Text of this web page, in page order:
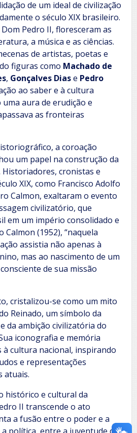
de um ideal de civilização
o século XIX brasileiro.
Pedro II, floresceram as
a música e as ciências.
de artistas, poetas e
figuras como Machado de
, Gonçalves Diase Pedro
ao saber e à cultura
aura de erudição e
as fronteiras
a coroação
um papel na construção da
Historiadores, cronistas e
XIX, como Francisco Adolfo
Calmon, exaltaram o evento
civilizatório, que
em um império consolidado e
Calmon (1952), “naquela
assistia não apenas à
mas ao nascimento de um
de sua missão
cristalizou-se como um mito
Reinado, um símbolo da
da ambição civilizatória do
iconografia e memória
cultura nacional, inspirando
e representações
atuais.
histórico e cultural da
II transcende o ato
a fusão entre o poder e a